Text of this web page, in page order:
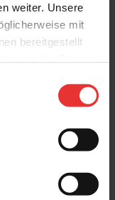
weiter. Unsere
mit
bereitgestellt